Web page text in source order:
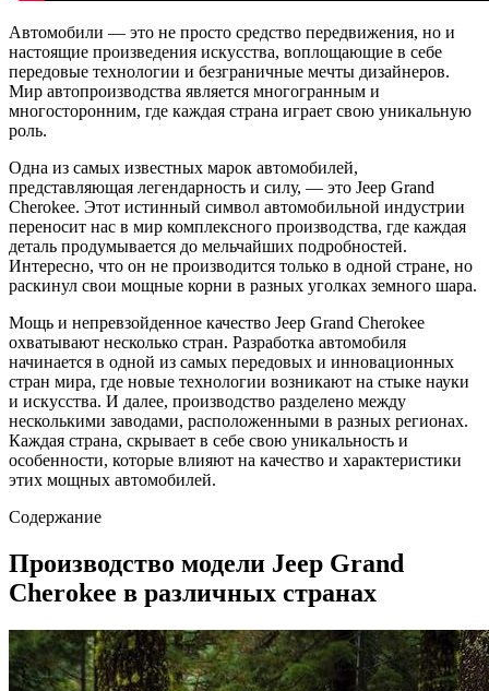
Автомобили — это не просто средство передвижения, но и
настоящие произведения искусства, воплощающие в себе
передовые технологии и безграничные мечты дизайнеров.
Мир автопроизводства является многогранным и
многосторонним, где каждая страна играет свою уникальную
роль.
Одна из самых известных марок автомобилей,
представляющая легендарность и силу, — это Jeep Grand
Cherokee. Этот истинный символ автомобильной индустрии
переносит нас в мир комплексного производства, где каждая
деталь продумывается до мельчайших подробностей.
Интересно, что он не производится только в одной стране, но
раскинул свои мощные корни в разных уголках земного шара.
Мощь и непревзойденное качество Jeep Grand Cherokee
охватывают несколько стран. Разработка автомобиля
начинается в одной из самых передовых и инновационных
стран мира, где новые технологии возникают на стыке науки
и искусства. И далее, производство разделено между
несколькими заводами, расположенными в разных регионах.
Каждая страна, скрывает в себе свою уникальность и
особенности, которые влияют на качество и характеристики
этих мощных автомобилей.
Содержание
Производство модели Jeep Grand
Cherokee в различных странах